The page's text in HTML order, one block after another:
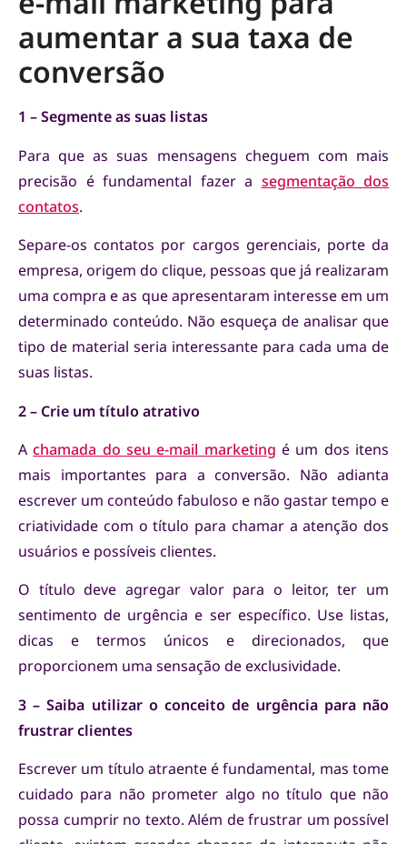
aumentar a sua taxa de
conversão
1 – Segmente as suas listas
Para que as suas mensagens cheguem com mais
precisão é fundamental fazer a segmentação dos
contatos.
Separe-os contatos por cargos gerenciais, porte da
empresa, origem do clique, pessoas que já realizaram
uma compra e as que apresentaram interesse em um
determinado conteúdo. Não esqueça de analisar que
tipo de material seria interessante para cada uma de
suas listas.
2 – Crie um título atrativo
Achamada do seu e-mail marketing é um dos itens
mais importantes para a conversão. Não adianta
escrever um conteúdo fabuloso e não gastar tempo e
criatividade com o título para chamar a atenção dos
usuários e possíveis clientes.
O título deve agregar valor para o leitor, ter um
sentimento de urgência e ser específico. Use listas,
dicas e termos únicos e direcionados, que
proporcionem uma sensação de exclusividade.
3 – Saiba utilizar o conceito de urgência para não
frustrar clientes
Escrever um título atraente é fundamental, mas tome
cuidado para não prometer algo no título que não
possa cumprir no texto. Além de frustrar um possível